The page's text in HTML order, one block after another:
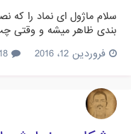
سلام ماژول ای نماد را
بندی ظاهر میشه و وقتی چپ
این رابطه مقداری در
ای نماد را دریافت کردم
فروردین 12، 2016